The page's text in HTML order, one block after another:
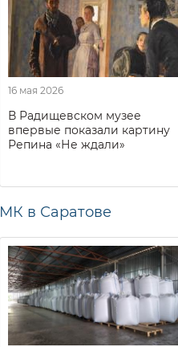
16 мая 2026
В Радищевском музее
впервые показали картину
Репина «Не ждали»
МК в Саратове